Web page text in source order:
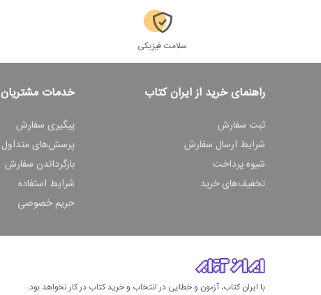
سلامت فیزیکی
راهنمای خرید از ایران کتاب
ثبت سفارش
شرایط ارسال سفارش
شیوه پرداخت
تخفیف‌های خرید
خدمات مشتریان
پیگیری سفارش
پرسش‌های متداول
بازگرداندن سفارش
شرایط استفاده
حریم خصوصی
با ایران کتاب، آزمون و خطایی در انتخاب و خرید کتاب در کار نخواهد بود.